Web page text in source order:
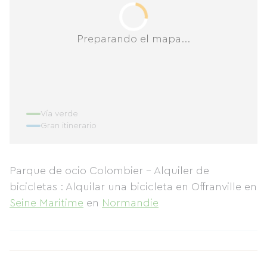
Preparando el mapa...
Vía verde
Gran itinerario
Parque de ocio Colombier - Alquiler de
bicicletas : Alquilar una bicicleta en Offranville en
Seine Maritime en Normandie